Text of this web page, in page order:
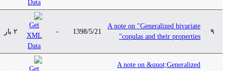
A note on "Generalized bivariate
copulas and their properties"
1398/5/21
A note on &quot;Generalized